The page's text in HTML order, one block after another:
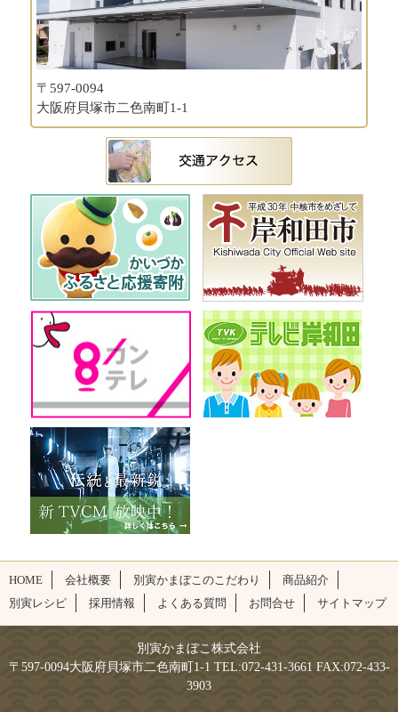
〒597-0094
大阪府貝塚市二色南町1-1
HOME 会社概要 別寅かまぼこのこだわり
商品紹介
別寅レシピ
採用情報 よくある質問 お問合せ サイトマップ
別寅かまぼこ株式会社
〒597-0094大阪府貝塚市二色南町1-1 TEL:072-431-3661 FAX:072-433-
3903